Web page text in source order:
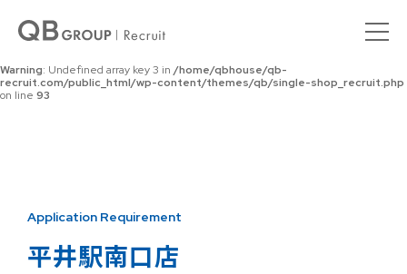
Warning : Undefined array key 0 in
recruit.com/public_html/wp-content/themes/qb/single-shop_recruit.php
on line92
Warning: Undefined array key 3 in /home/qbhouse/qb-
recruit.com/public_html/wp-content/themes/qb/single-shop_recruit.php
on line 93
Application Requirement
平井駅南口店